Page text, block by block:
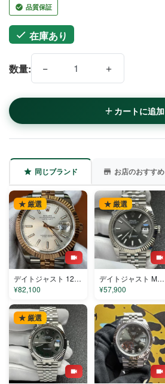
品質保証
在庫あり
数量: − ＋
カートに追加
同じブランド お店のおすすめ
★ 厳選
デイトジャスト 126331-1 コピー
¥82,100
★ 厳選
デイトジャスト M126334-0014 コピー
¥57,900
★ 厳選